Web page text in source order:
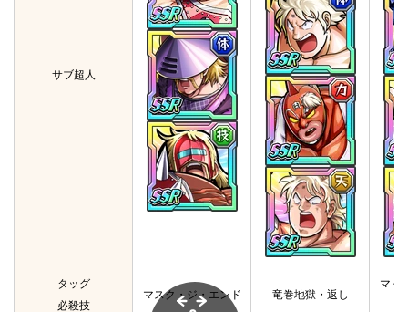
サブ超人
タッグ
必殺技
マスク・ジ・エンド 竜巻地獄・返し
マッ